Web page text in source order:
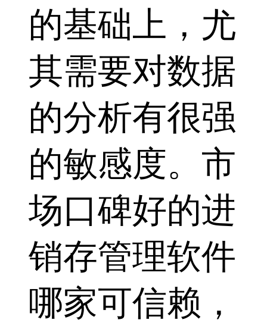
的基础上，尤
其需要对数据
的分析有很强
的敏感度。市
场口碑好的进
销存管理软件
哪家可信赖，